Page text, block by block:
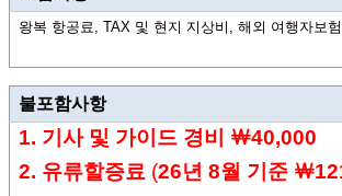
왕복 항공료, TAX 및 현지 지상비, 해외 여행자보험
불포함사항
1. 기사 및 가이드 경비 ￦40,000
2. 유류할증료 (26년 8월 기준 ￦